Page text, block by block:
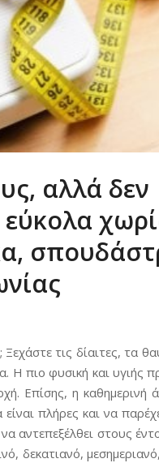
αλλά δεν
τις δίαιτες, τα
Η πιο φυσική και υγιής
Επίσης, η καθημερινή
πλήρες και να
αντεπεξέλθει στους
δεκατιανό,